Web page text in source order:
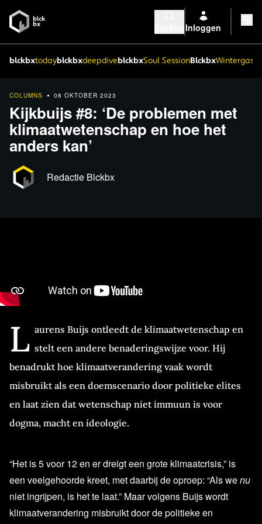
Inloggen
blckbxtodayblckbxdeepdiveblckbxSoul SessionBlckbx
COLUMNS 08 OKTOBER 2023
Kijkbuijs #8: ‘De problemen met
klimaatwetenschap en hoe het
anders kan’
Redactie Blckbx
L aurens Buijs ontleedt de klimaatwetenschap en
stelt een andere benaderingswijze voor. Hij
benadrukt hoe klimaatverandering vaak wordt
misbruikt als een doemscenario door politieke elites
en laat zien dat wetenschap niet immuun is voor
dogma, macht en ideologie.
“Het is 5 voor 12 en er dreigt een grote klimaatcrisis,” is
een veelgehoorde kreet, met daarbij de oproep: “Als wenu
niet ingrijpen, is het te laat.” Maar volgens Buijs wordt
klimaatverandering misbruikt door de politieke en